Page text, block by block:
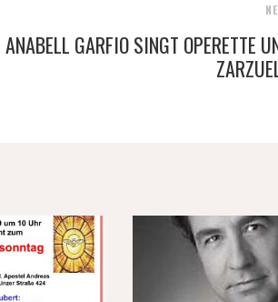
ANABELL GARFIO SINGT OPERETTE